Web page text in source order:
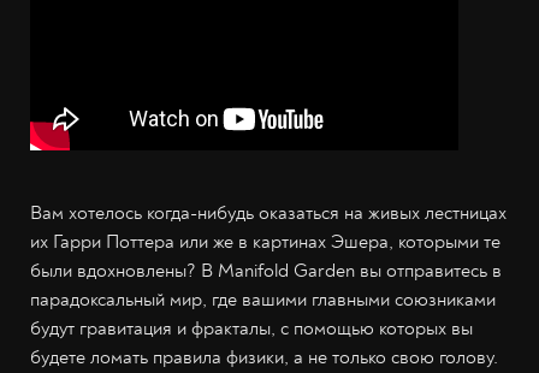
Вам хотелось когда-нибудь оказаться на живых лестницах
их Гарри Поттера или же в картинах Эшера, которыми те
были вдохновлены? В Manifold Garden вы отправитесь в
парадоксальный мир, где вашими главными союзниками
будут гравитация и фракталы, с помощью которых вы
будете ломать правила физики, а не только свою голову.